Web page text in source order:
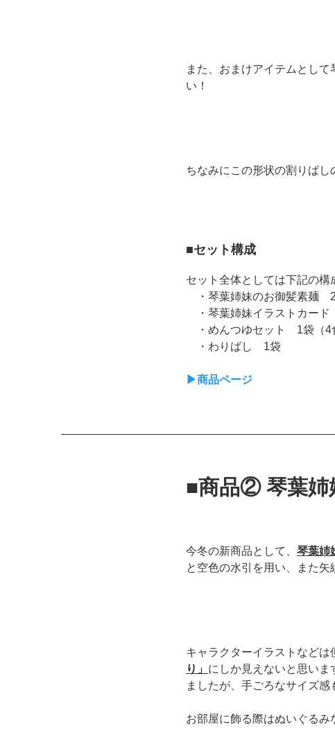
また、おまけアイテムとし
い！
ちなみにこの形状の割りばし
■セット構成
セット全体としては下記の構
・琴葉姉妹のお御髪素麺 2
・琴葉姉妹イラストカード
・めんつゆセット 1袋（4
・わりばし 1袋
▶商品ページ
■商品② 琴葉姉
今冬の新商品として、 琴葉姉
と空色の水引を用い、また矢
キャラクターイラストなどは
り」 にしか見えないと思い
ましたが、手ごろなサイズ感
お部屋に飾る際はぬいぐるみ